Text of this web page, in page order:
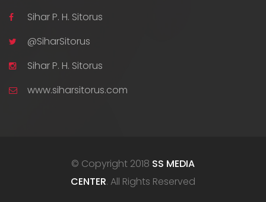
Sihar P. H. Sitorus
@SiharSitorus
Sihar P. H. Sitorus
www.siharsitorus.com
© Copyright 2018 SS MEDIA
CENTER. All Rights Reserved